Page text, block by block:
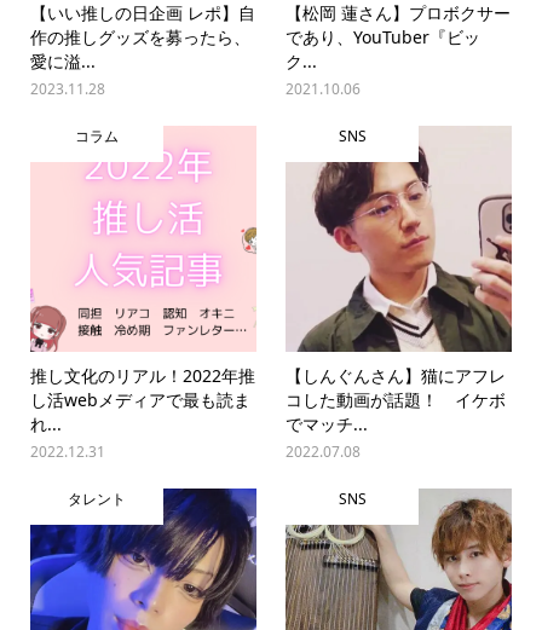
【いい推しの日企画 レポ】自
作の推しグッズを募ったら、
愛に溢...
2023.11.28
【松岡 蓮さん】プロボクサー
であり、YouTuber『ビッ
ク...
2021.10.06
コラム
推し文化のリアル！2022年推
し活webメディアで最も読ま
れ...
2022.12.31
SNS
【しんぐんさん】猫にアフレ
コした動画が話題！ イケボ
でマッチ...
2022.07.08
タレント SNS